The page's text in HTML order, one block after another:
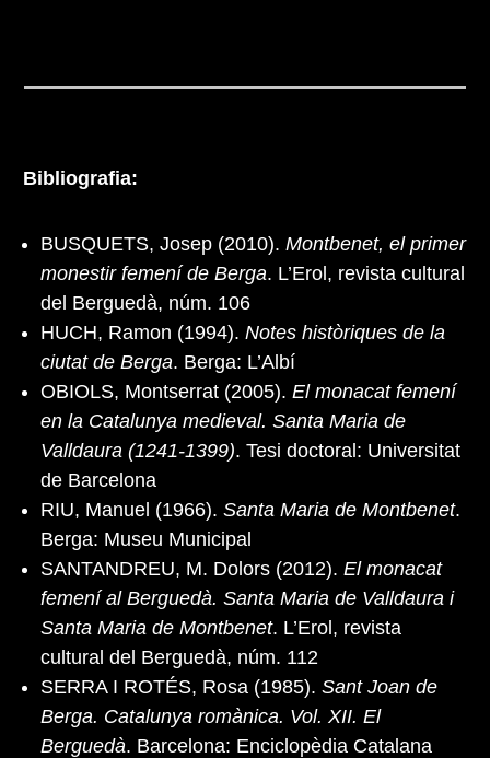
Bibliografia:
BUSQUETS, Josep (2010). Montbenet, el primer
monestir femení de Berga. L’Erol, revista cultural
del Berguedà, núm. 106
HUCH, Ramon (1994). Notes històriques de la
ciutat de Berga. Berga: L’Albí
OBIOLS, Montserrat (2005). El monacat femení
en la Catalunya medieval. Santa Maria de
Valldaura (1241-1399). Tesi doctoral: Universitat
de Barcelona
RIU, Manuel (1966). Santa Maria de Montbenet.
Berga: Museu Municipal
SANTANDREU, M. Dolors (2012). El monacat
femení al Berguedà. Santa Maria de Valldaura i
Santa Maria de Montbenet. L’Erol, revista
cultural del Berguedà, núm. 112
SERRA I ROTÉS, Rosa (1985). Sant Joan de
Berga. Catalunya romànica. Vol. XII. El
Berguedà. Barcelona: Enciclopèdia Catalana